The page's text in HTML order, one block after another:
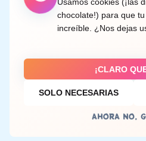
C/ Doctor Rodríguez de
Aviso
chocolate!) para que
increíble. ¿Nos dejas
¡CLARO
SOLO NECESARIAS
AHORA NO,